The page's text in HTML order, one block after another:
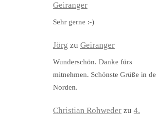
Geiranger
Sehr gerne :-)
Jörg zu Geiranger
Wunderschön. Danke fürs
mitnehmen. Schönste Grüße in
Norden.
Christian Rohweder zu 4.